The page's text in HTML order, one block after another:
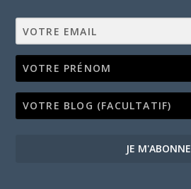
JE M'ABONNE